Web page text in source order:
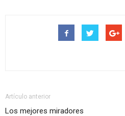
Artículo anterior
Los mejores miradores